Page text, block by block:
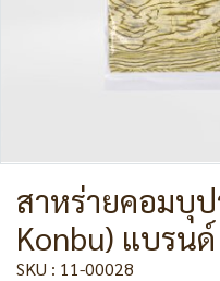
สาหร่ายคอมบุป
Konbu) แบรนด์
SKU : 11-00028